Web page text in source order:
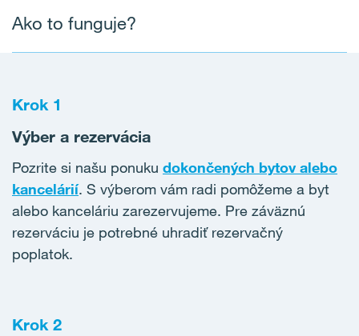
Ako to funguje?
Krok 1
Výber a rezervácia
Pozrite si našu ponuku dokončených bytov alebo
kancelárií. S výberom vám radi pomôžeme a byt
alebo kanceláriu zarezervujeme. Pre záväznú
rezerváciu je potrebné uhradiť rezervačný
poplatok.
Krok 2